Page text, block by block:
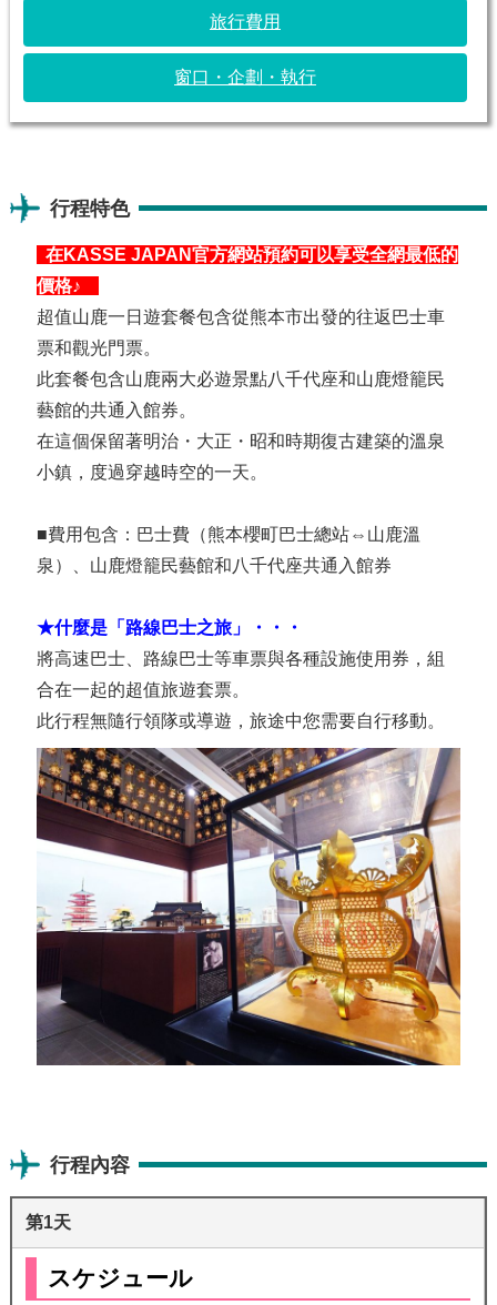
旅行費用
窗口・企劃・執行
行程特色
在KASSE JAPAN官方網站預約可以享受全網最低的
價格♪
超值山鹿一日遊套餐包含從熊本市出發的往返巴士車
票和觀光門票。
此套餐包含山鹿兩大必遊景點八千代座和山鹿燈籠民
藝館的共通入館券。
在這個保留著明治・大正・昭和時期復古建築的溫泉
小鎮，度過穿越時空的一天。
■費用包含：巴士費（熊本櫻町巴士總站⇔山鹿溫
泉）、山鹿燈籠民藝館和八千代座共通入館券
★什麼是「路線巴士之旅」・・・
將高速巴士、路線巴士等車票與各種設施使用券，組
合在一起的超值旅遊套票。
此行程無隨行領隊或導遊，旅途中您需要自行移動。
行程內容
第1天
スケジュール